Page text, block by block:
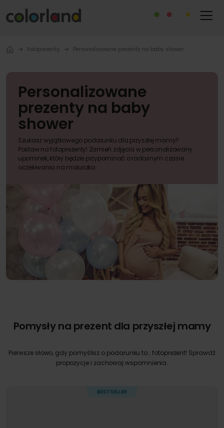
Fotoprezenty Personalizowane prezenty na baby shower
Personalizowane
prezenty na baby
shower
Szukasz wyjątkowego podarunku dla przyszłej mamy?
Postaw na fotoprezenty! Zamień zdjęcia w personalizowany
upominek, który będzie przypominać o radosnym czasie
oczekiwania na maluszka.
Pomysły na prezent dla przyszłej mamy
Pierwsze słowo, gdy pomyślisz o podarunku to… fotoprezent! Sprawdź
propozycje i zachowaj wspomnienia.